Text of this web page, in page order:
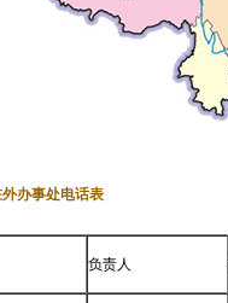
办事处电话表
负责人